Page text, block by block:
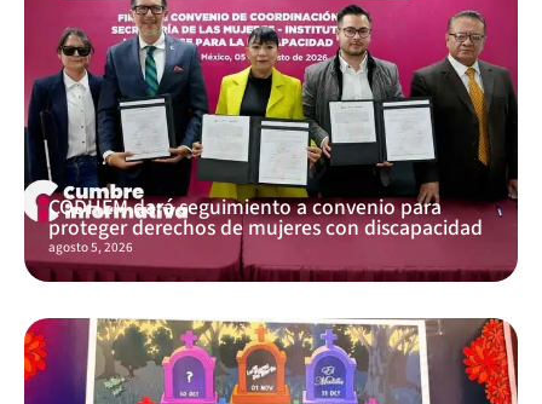
CODHEM dará seguimiento a convenio para
proteger derechos de mujeres con discapacidad
agosto 5, 2026